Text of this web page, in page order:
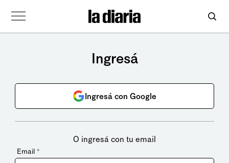
Ingresá
Ingresá con Google
O ingresá con tu email
Email *